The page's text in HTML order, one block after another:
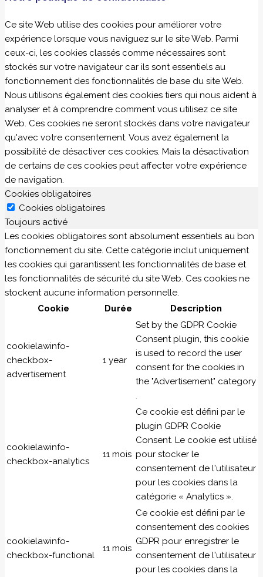
Ce site Web utilise des cookies pour améliorer votre
expérience lorsque vous naviguez sur le site Web. Parmi
ceux-ci, les cookies classés comme nécessaires sont
stockés sur votre navigateur car ils sont essentiels au
fonctionnement des fonctionnalités de base du site Web.
Nous utilisons également des cookies tiers qui nous aident à
analyser et à comprendre comment vous utilisez ce site
Web. Ces cookies ne seront stockés dans votre navigateur
qu'avec votre consentement. Vous avez également la
possibilité de désactiver ces cookies. Mais la désactivation
de certains de ces cookies peut affecter votre expérience
de navigation.
Cookies obligatoires
Cookies obligatoires
Toujours activé
Les cookies obligatoires sont absolument essentiels au bon
fonctionnement du site. Cette catégorie inclut uniquement
les cookies qui garantissent les fonctionnalités de base et
les fonctionnalités de sécurité du site Web. Ces cookies ne
stockent aucune information personnelle.
Cookie
Durée Description
cookielawinfo-
checkbox-
advertisement
1 year
Set by the GDPR Cookie
Consent plugin, this cookie
is used to record the user
consent for the cookies in
the "Advertisement" category
.
cookielawinfo-
checkbox-analytics
11 mois
Ce cookie est défini par le
plugin GDPR Cookie
Consent. Le cookie est utilisé
pour stocker le
consentement de l'utilisateur
pour les cookies dans la
catégorie « Analytics ».
cookielawinfo-
checkbox-functional
11 mois
Ce cookie est défini par le
consentement des cookies
GDPR pour enregistrer le
consentement de l'utilisateur
pour les cookies dans la